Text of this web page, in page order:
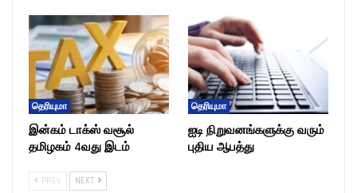
தெரியுமா
இன்கம் டாக்ஸ் வசூல்
தமிழகம் 4வது இடம்
தெரியுமா
ஐடி நிறுவனங்களுக்கு வரும்
புதிய ஆபத்து
PREV NEXT